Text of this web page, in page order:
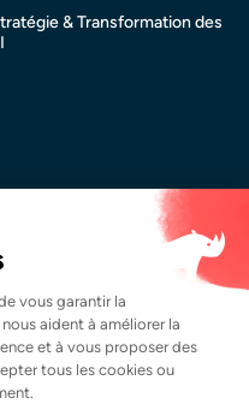
& Transformation des
de Formation
droits réservés.